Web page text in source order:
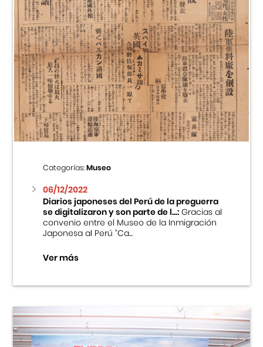
Categorías:Museo
06/12/2022
Diarios japoneses del Perú de la preguerra
se digitalizaron y son parte de l...:Gracias al
convenio entre el Museo de la Inmigración
Japonesa al Perú “Ca...
Ver más